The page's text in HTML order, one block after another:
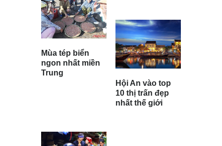
Mùa tép biển
ngon nhất miền
Trung
Hội An vào top
10 thị trấn đẹp
nhất thế giới